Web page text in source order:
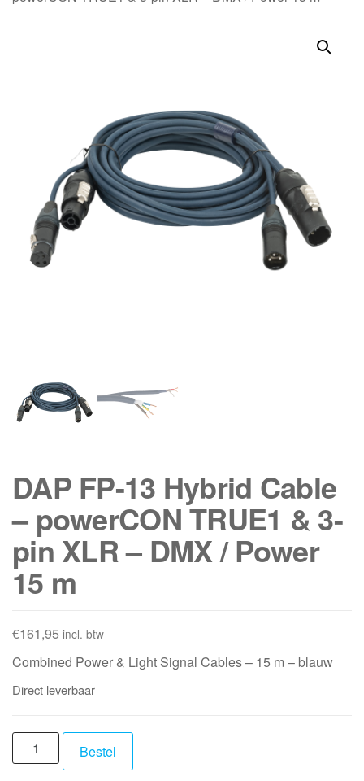
DAP FP-13 Hybrid Cable
– powerCON TRUE1 & 3-
pin XLR – DMX / Power
15 m
€161,95 incl. btw
Combined Power & Light Signal Cables – 15 m – blauw
Direct leverbaar
DAP
FP-
Bestel